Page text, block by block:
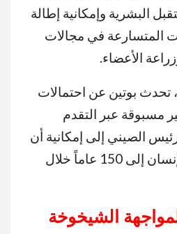
البشرية وإمكانية إطالة
المتسارعة في مجالات
الأعضاء.
تحدث بوتين عن احتمالات
مسبوقة عبر التقدم
الصيني إلى إمكانية أن
يصل متوسط عمر الإنسان إلى 150 عاماً خلال
الشيخوخة